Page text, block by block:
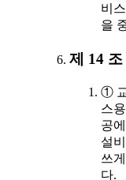
비
을
제 14
①
스
공
설
쓰
다.